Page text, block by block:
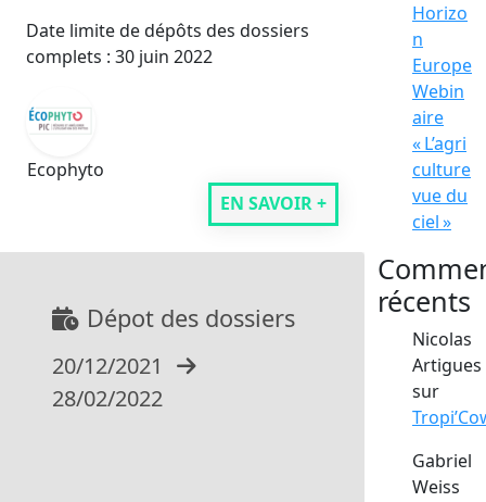
Date limite de dépôts des dossiers
complets : 30 juin 2022
Ecophyto
EN SAVOIR +
Dépot des dossiers
20/12/2021
28/02/2022
Horizo
n
Europe
Webin
aire
« L’agri
culture
vue du
ciel »
récents
Nicolas
Artigues
sur
Gabriel
Weiss